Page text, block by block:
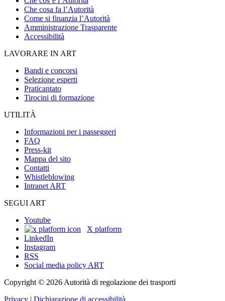
Che cosa fa l’Autorità
Come si finanzia l’Autorità
Amministrazione Trasparente
Accessibilità
LAVORARE IN ART
Bandi e concorsi
Selezione esperti
Praticantato
Tirocini di formazione
UTILITÀ
Informazioni per i passeggeri
FAQ
Press-kit
Mappa del sito
Contatti
Whistleblowing
Intranet ART
SEGUI ART
Youtube
X platform
LinkedIn
Instagram
RSS
Social media policy ART
Copyright © 2026 Autorità di regolazione dei trasporti
Privacy | Dichiarazione di accessibilità